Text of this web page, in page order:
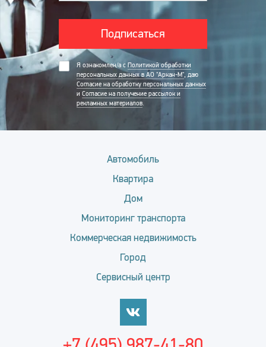
Подписаться
Я ознакомлен/а с Политикой обработки
персональных данных в АО "Аркан-М", даю
Согласие на обработку персональных данных
и Согласие на получение рассылок и
рекламных материалов.
Автомобиль
Квартира
Дом
Мониторинг транспорта
Коммерческая недвижимость
Город
Сервисный центр